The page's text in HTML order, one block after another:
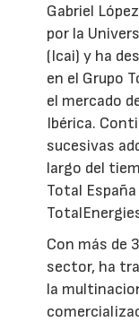
Gabriel
por la
(Icai) y ha
en el Grupo
el mercado
Ibérica.
sucesivas
largo del
Total
Con más de
sector, ha
la